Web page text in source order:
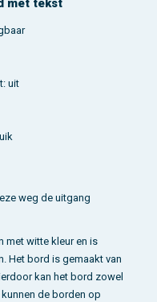
met tekst
uit
weg de uitgang
met witte kleur en is
Het bord is gemaakt van
kan het bord zowel
de borden op